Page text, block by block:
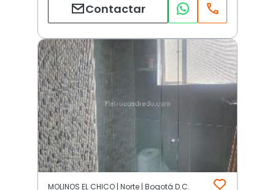
Contactar
MOLINOS EL CHICO | Norte | Bogotá D.C.